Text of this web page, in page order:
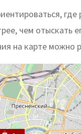
чем отыскать
на карте можно